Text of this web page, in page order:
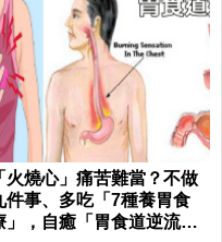
火燒心」痛苦難當？不做
件事、多吃「7種養胃食
」，自癒「胃食道逆流」